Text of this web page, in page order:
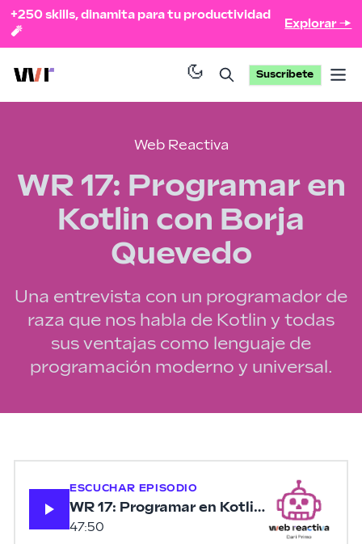
+250 skills, dinamita para tu productividad
🧨
Explorar →
Suscríbete
Web Reactiva
WR 17: Programar en
Kotlin con Borja
Quevedo
Una entrevista con un programador de
raza que nos habla de Kotlin y todas
sus ventajas como lenguaje de
programación moderno y universal.
ESCUCHAR EPISODIO
WR 17: Programar en Kotlin con Borja
47:50